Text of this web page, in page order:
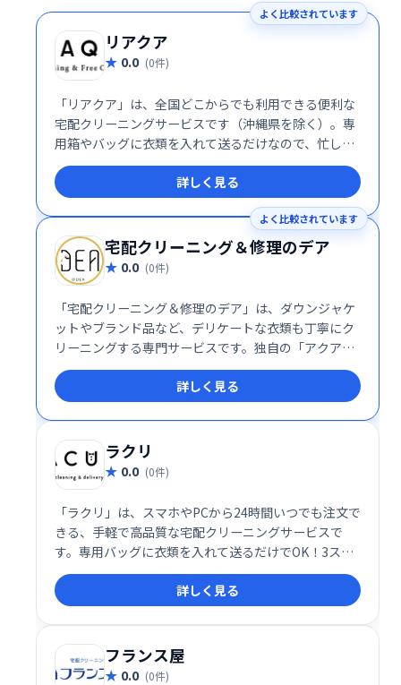
よく比較されています
リアクア
0.0 (0件)
「リアクア」は、全国どこからでも利用できる便利な
宅配クリーニングサービスです（沖縄県を除く）。専
用箱やバッグに衣類を入れて送るだけなので、忙しい
方でも手軽に利用できます。コンビニからも発送可能
で、高品質な仕上がりと簡便さで好評です。 忙しいあ
なたをサポートする、ストレスフリーなクリーニング
体験を提供します。
詳しく見る
よく比較されています
宅配クリーニング＆修理のデア
0.0 (0件)
「宅配クリーニング＆修理のデア」は、ダウンジャケ
ットやブランド品など、デリケートな衣類も丁寧にク
リーニングする専門サービスです。独自の「アクアメ
イク」技術で、通常のクリーニングでは落ちにくい汚
れもしっかり除去。高品質な仕上がりで、大切な衣類
を長く美しく保ちます。プロの技術による安心と信頼
で、あなたの衣類を最高の状態にいたします。
詳しく見る
ラクリ
0.0 (0件)
「ラクリ」は、スマホやPCから24時間いつでも注文で
きる、手軽で高品質な宅配クリーニングサービスで
す。専用バッグに衣類を入れて送るだけでOK！3ステ
ップの簡単操作で、忙しい方でも時間を気にせず利用
できます。お届け日時指定も可能なので、あなたのラ
イフスタイルに合わせて柔軟にご利用いただけます。
自宅にいながら手軽にクリーニングを済ませたい方に
おすすめです。
詳しく見る
フランス屋
0.0 (0件)